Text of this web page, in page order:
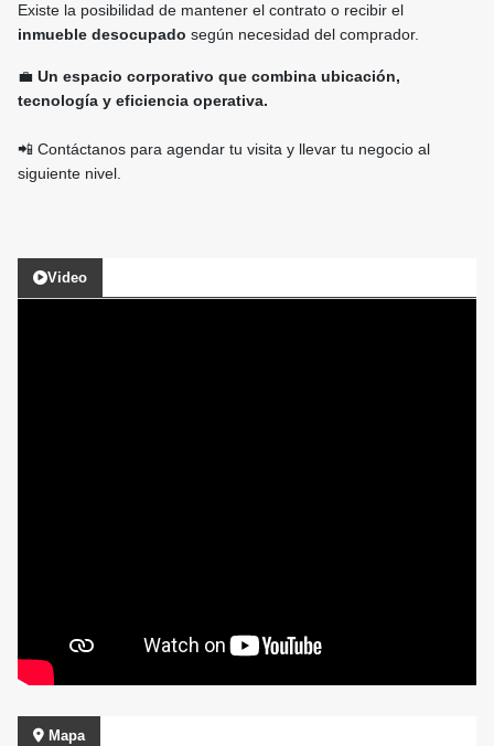
Existe la posibilidad de mantener el contrato o recibir el
inmueble desocupado según necesidad del comprador.
💼 Un espacio corporativo que combina ubicación,
tecnología y eficiencia operativa.
📲 Contáctanos para agendar tu visita y llevar tu negocio al
siguiente nivel.
Video
Mapa